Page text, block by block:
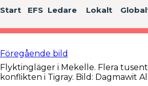
Start EFS Ledare Lokalt
Föregående bild
Flyktingläger i Mekelle. Flera
konflikten i Tigray. Bild: Dagmawit